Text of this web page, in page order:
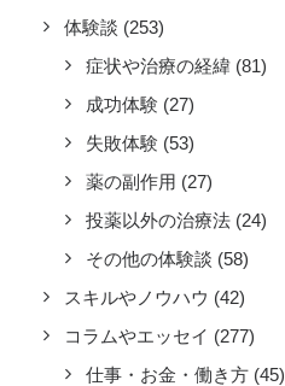
体験談 (253)
症状や治療の経緯 (81)
成功体験 (27)
失敗体験 (53)
薬の副作用 (27)
投薬以外の治療法 (24)
その他の体験談 (58)
スキルやノウハウ (42)
コラムやエッセイ (277)
仕事・お金・働き方 (45)